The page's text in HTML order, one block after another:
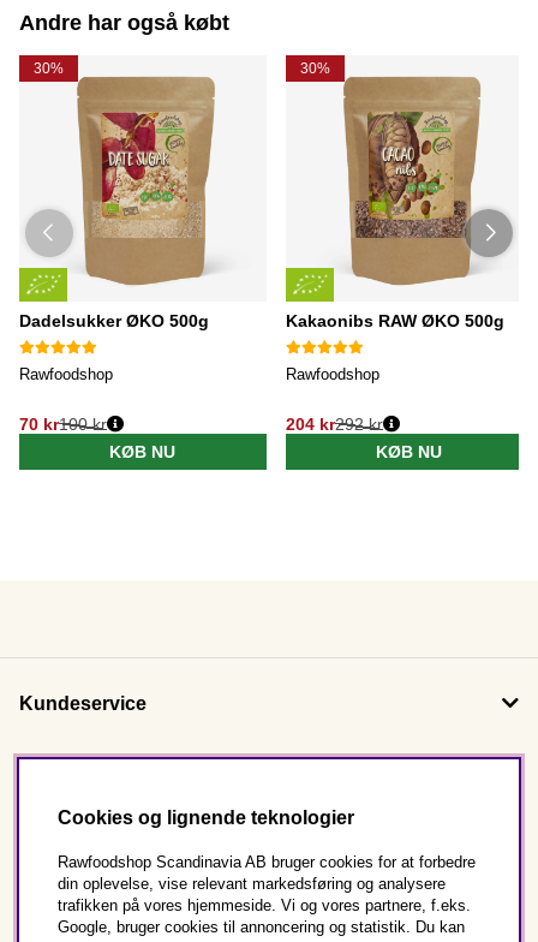
Andre har også købt
30%
Dadelsukker ØKO 500g
Rawfoodshop
70 kr100 kr
KØB NU
30%
Kakaonibs RAW ØKO 500g
Rawfoodshop
204 kr292 kr
KØB NU
Kundeservice
Dette er Rawfoodshop
Cookies og lignende teknologier
Rawfoodshop Scandinavia AB bruger cookies for at forbedre
din oplevelse, vise relevant markedsføring og analysere
trafikken på vores hjemmeside. Vi og vores partnere, f.eks.
Google, bruger cookies til annoncering og statistik. Du kan